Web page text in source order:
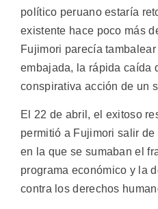
político peruano estaría
existente hace poco más
Fujimori parecía
embajada, la rápida caída
conspirativa acción de un
El 22 de abril, el exitoso
permitió a Fujimori salir
en la que se sumaban el
programa económico y la
contra los derechos